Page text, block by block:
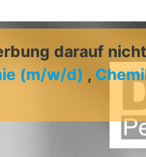
darauf
(m/w/d) ,